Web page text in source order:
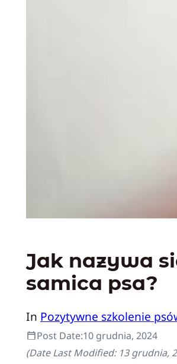
Jak nazywa
samica psa?
In Pozytywne szkolenie
Post Date:10 grudnia, 2024
(Date Last Modified: 13 grudnia,